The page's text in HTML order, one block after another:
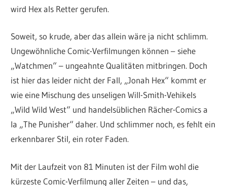
wird Hex als Retter gerufen.
Soweit, so krude, aber das allein wäre ja nicht schlimm.
Ungewöhnliche Comic-Verfilmungen können – siehe
„Watchmen“ – ungeahnte Qualitäten mitbringen. Doch
ist hier das leider nicht der Fall, „Jonah Hex“ kommt er
wie eine Mischung des unseligen Will-Smith-Vehikels
„Wild Wild West“ und handelsüblichen Rächer-Comics a
la „The Punisher“ daher. Und schlimmer noch, es fehlt ein
erkennbarer Stil, ein roter Faden.
Mit der Laufzeit von 81 Minuten ist der Film wohl die
kürzeste Comic-Verfilmung aller Zeiten – und das,